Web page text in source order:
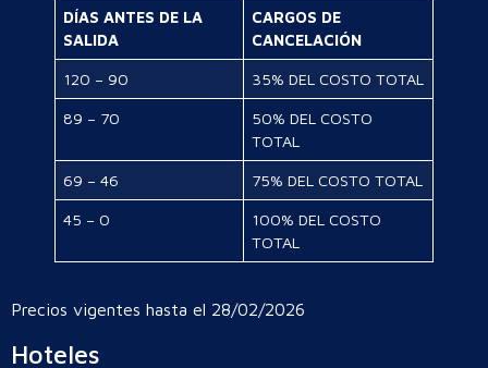
DÍAS ANTES DE LA
SALIDA
CARGOS DE
CANCELACIÓN
120 – 90 35% DEL COSTO TOTAL
89 – 70
50% DEL COSTO
TOTAL
69 – 46 75% DEL COSTO TOTAL
45 – 0
100% DEL COSTO
TOTAL
Precios vigentes hasta el 28/02/2026
Hoteles